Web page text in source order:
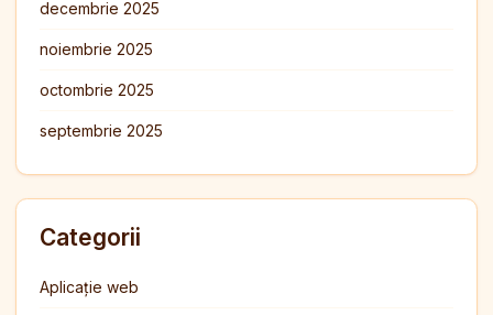
decembrie 2025
noiembrie 2025
octombrie 2025
septembrie 2025
Categorii
Aplicație web